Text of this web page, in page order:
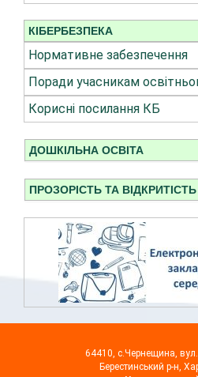
КІБЕРБЕЗПЕКА
Нормативне забезпечення
Поради учасникам
Корисні посилання КБ
ДОШКІЛЬНА ОСВІТА
ПРОЗОРІСТЬ ТА ВІДКРИТІСТЬ
64410, с.Чернещина,
Берестинський р-н,